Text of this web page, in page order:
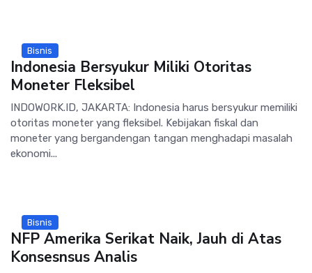
Bisnis
Indonesia Bersyukur Miliki Otoritas
Moneter Fleksibel
INDOWORK.ID, JAKARTA: Indonesia harus bersyukur memiliki
otoritas moneter yang fleksibel. Kebijakan fiskal dan
moneter yang bergandengan tangan menghadapi masalah
ekonomi...
Bisnis
NFP Amerika Serikat Naik, Jauh di Atas
Konsesnsus Analis